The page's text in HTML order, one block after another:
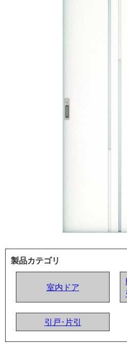
製品カテゴリ
室内ドア
引戸･片引